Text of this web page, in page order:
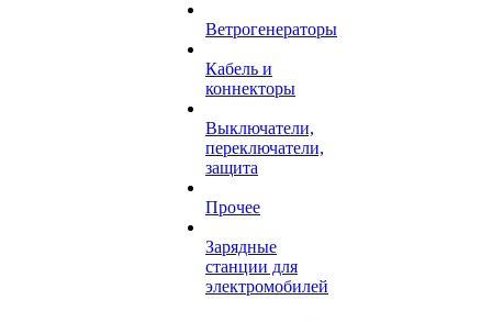
Ветрогенераторы
Кабель и
коннекторы
Выключатели,
переключатели,
защита
Прочее
Зарядные
станции для
электромобилей